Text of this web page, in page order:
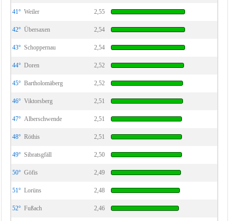
41° Weiler 2,55
42° Übersaxen 2,54
43° Schoppernau 2,54
44° Doren 2,52
45° Bartholomäberg 2,52
46° Viktorsberg 2,51
47° Alberschwende 2,51
48° Röthis 2,51
49° Sibratsgfäll 2,50
50° Göfis 2,49
51° Lorüns 2,48
52° Fußach 2,46